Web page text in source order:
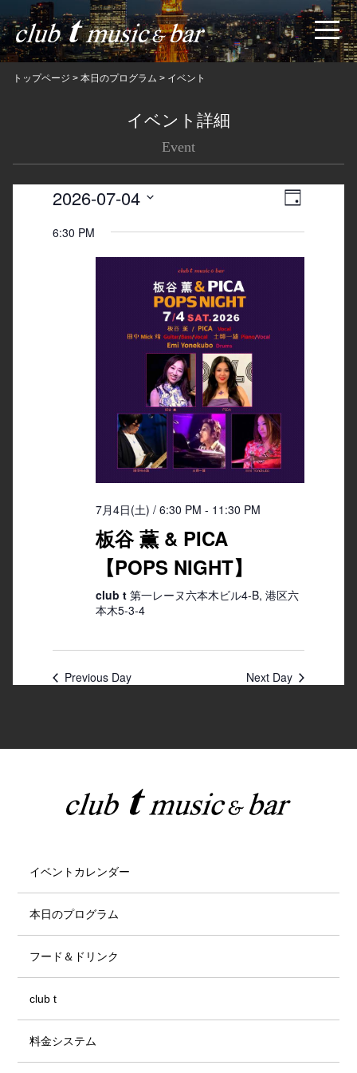
トップページ > 本日のプログラム > イベント
イベント詳細
Event
Views
Event
日
2026-07-04
date.
6:30 PM
7月4日(土) / 6:30 PM - 11:30 PM
板谷 薫 & PICA
【POPS NIGHT】
club t 第一レーヌ六本木ビル4-B, 港区六
本木5-3-4
Previous Day Next Day
イベントカレンダー
本日のプログラム
フード＆ドリンク
club t
料金システム